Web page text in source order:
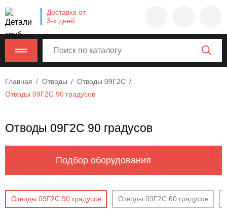
Доставка от
3-х дней
Главная Отводы
Отводы 09Г2С
Отводы 09Г2С 90 градусов
Отводы 09Г2С 90 градусов
Подбор оборудования
Отводы 09Г2С 90 градусов Отводы 09Г2С 60 градусов
Company
name
Россия
620000,
Москва,
Калужская,
15,
800-